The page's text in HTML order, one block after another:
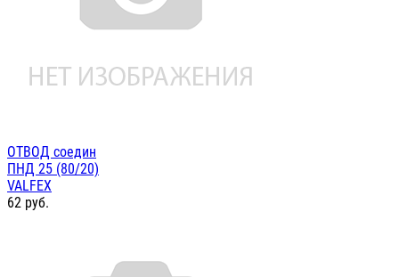
ОТВОД соедин
ПНД 25 (80/20)
VALFEX
62 руб.